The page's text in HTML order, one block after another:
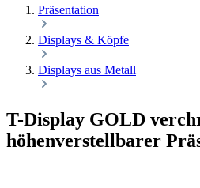
Präsentation
Displays & Köpfe
Displays aus Metall
T-Display GOLD
höhenverstellbarer